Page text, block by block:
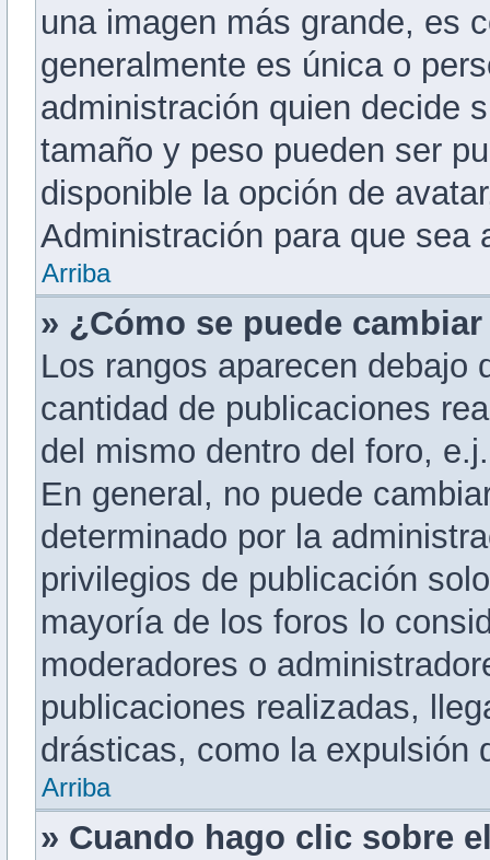
una imagen más grande, es
generalmente es única o
administración quien decide
tamaño y peso pueden ser
disponible la opción de
Administración para que sea
Arriba
» ¿Cómo se puede
Los rangos aparecen debajo
cantidad de publicaciones
del mismo dentro del foro,
En general, no puede
determinado por la
privilegios de publicación
mayoría de los foros lo
moderadores o
publicaciones realizadas,
drásticas, como la expulsión
Arriba
» Cuando hago clic sobre